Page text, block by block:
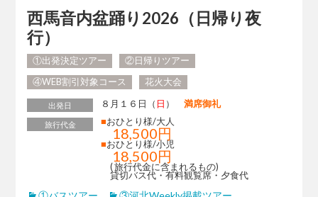
西馬音内盆踊り2026（日帰り夜
行）
①出発決定ツアー
②日帰りツアー
④WEB割引対象コース
花火大会
出発日 ８月１６日（ 日 ）満席御礼
旅行代金 ■おひとり様/大人
18,500円
■おひとり様/小児
18,500円
( 旅行代金に含まれるもの)
貸切バス代・有料観覧席・夕食代